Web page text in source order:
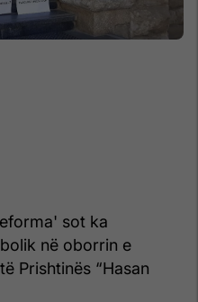
sot ka
në oborrin e
Prishtinës “Hasan